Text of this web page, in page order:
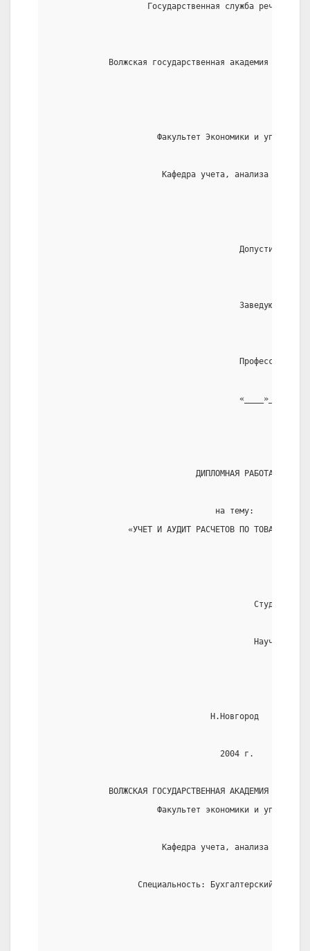
Государственная служба речного
Волжская государственная академия водного
Факультет Экономики и
Кафедра учета, анализа и
Допустить к
Заведующий
Профессор
                              ДИПЛОМНАЯ РАБОТА
                                  на тему:
«УЧЕТ И АУДИТ РАСЧЕТОВ ПО ТОВАРНЫМ
Студент:
Научный
                                 Н.Новгород
                                   2004 г.
ВОЛЖСКАЯ ГОСУДАРСТВЕННАЯ АКАДЕМИЯ ВОДНОГО
Факультет экономики и
Кафедра учета, анализа и
Специальность: Бухгалтерский учет и